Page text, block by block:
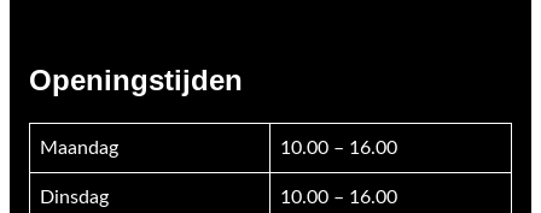
Openingstijden
Maandag 10.00 – 16.00
Dinsdag 10.00 – 16.00